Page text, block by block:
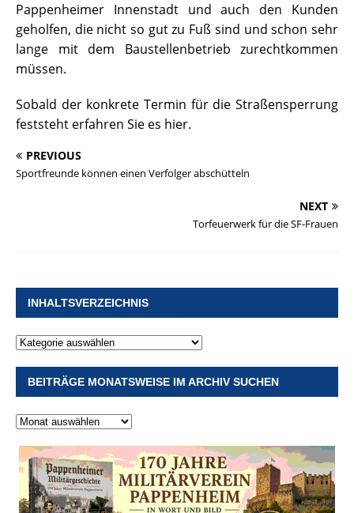
Pappenheimer Innenstadt und auch den Kunden
geholfen, die nicht so gut zu Fuß sind und schon sehr
lange mit dem Baustellenbetrieb zurechtkommen
müssen.
Sobald der konkrete Termin für die Straßensperrung
feststeht erfahren Sie es hier.
PREVIOUS
Sportfreunde können einen Verfolger abschütteln
NEXT
Torfeuerwerk für die SF-Frauen
INHALTSVERZEICHNIS
BEITRÄGE MONATSWEISE IM ARCHIV SUCHEN